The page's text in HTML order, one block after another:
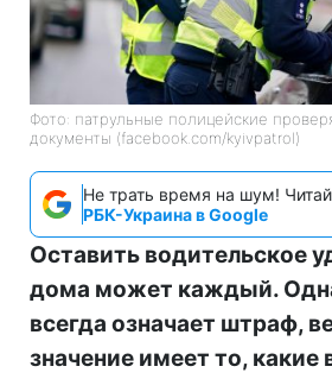
Фото: патрульные полицейские
документы (facebook.com/kyivpatrol)
Не трать время на шум!
РБК-Украина в Google
Оставить водительское
дома может каждый.
всегда означает штраф,
значение имеет то, какие